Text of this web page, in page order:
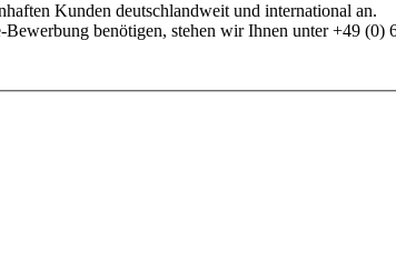
Kunden deutschlandweit und international an.
benötigen, stehen wir Ihnen unter +49